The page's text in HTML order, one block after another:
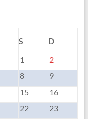
S
D
1
2
8
9
15
16
22
23